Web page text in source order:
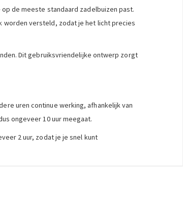
de meeste standaard zadelbuizen past.
worden versteld, zodat je het licht precies
Dit gebruiksvriendelijke ontwerp zorgt
uren continue werking, afhankelijk van
ongeveer 10 uur meegaat.
2 uur, zodat je je snel kunt